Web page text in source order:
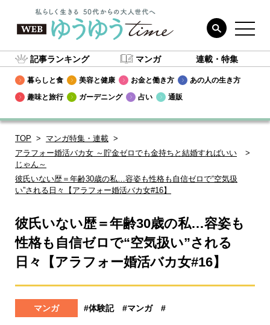
記事ランキング マンガ 連載・特集
暮らしと食 美容と健康 お金と働き方
あの人の生き方
趣味と旅行
ガーデニング 占い 通販
TOP
マンガ特集・連載
アラフォー婚活バカ女 ～貯金ゼロでも金持ちと結婚すればいい
じゃん～
彼氏いない歴＝年齢30歳の私…容姿も性格も自信ゼロで“空気扱
い”される日々【アラフォー婚活バカ女#16】
彼氏いない歴＝年齢30歳の私…容姿も
性格も自信ゼロで“空気扱い”される
日々【アラフォー婚活バカ女#16】
マンガ #体験記 #マンガ #